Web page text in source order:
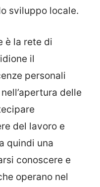
sviluppo locale.
è la rete di
il
personali
delle
del lavoro e
quindi una
conoscere e
operano nel